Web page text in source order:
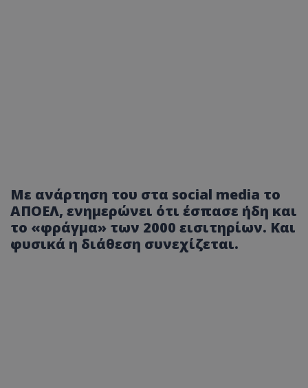
Με ανάρτηση του στα social media το
ΑΠΟΕΛ, ενημερώνει ότι έσπασε ήδη και
το «φράγμα» των 2000 εισιτηρίων. Και
φυσικά η διάθεση συνεχίζεται.